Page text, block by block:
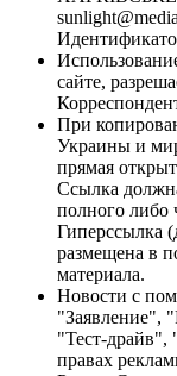
сайте,
При
Украины и
прямая
Ссылка
полного либо
Гиперссылка
размещена в
материала.
Новости с
"Заявление",
"Тест-
правах